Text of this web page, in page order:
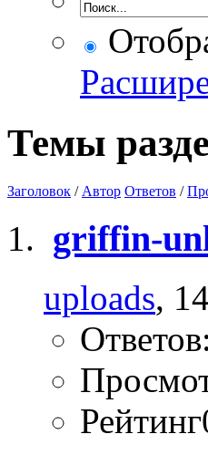
Темы
Заголовок / Автор Ответов /
griffin-
uploads,
Ответов: